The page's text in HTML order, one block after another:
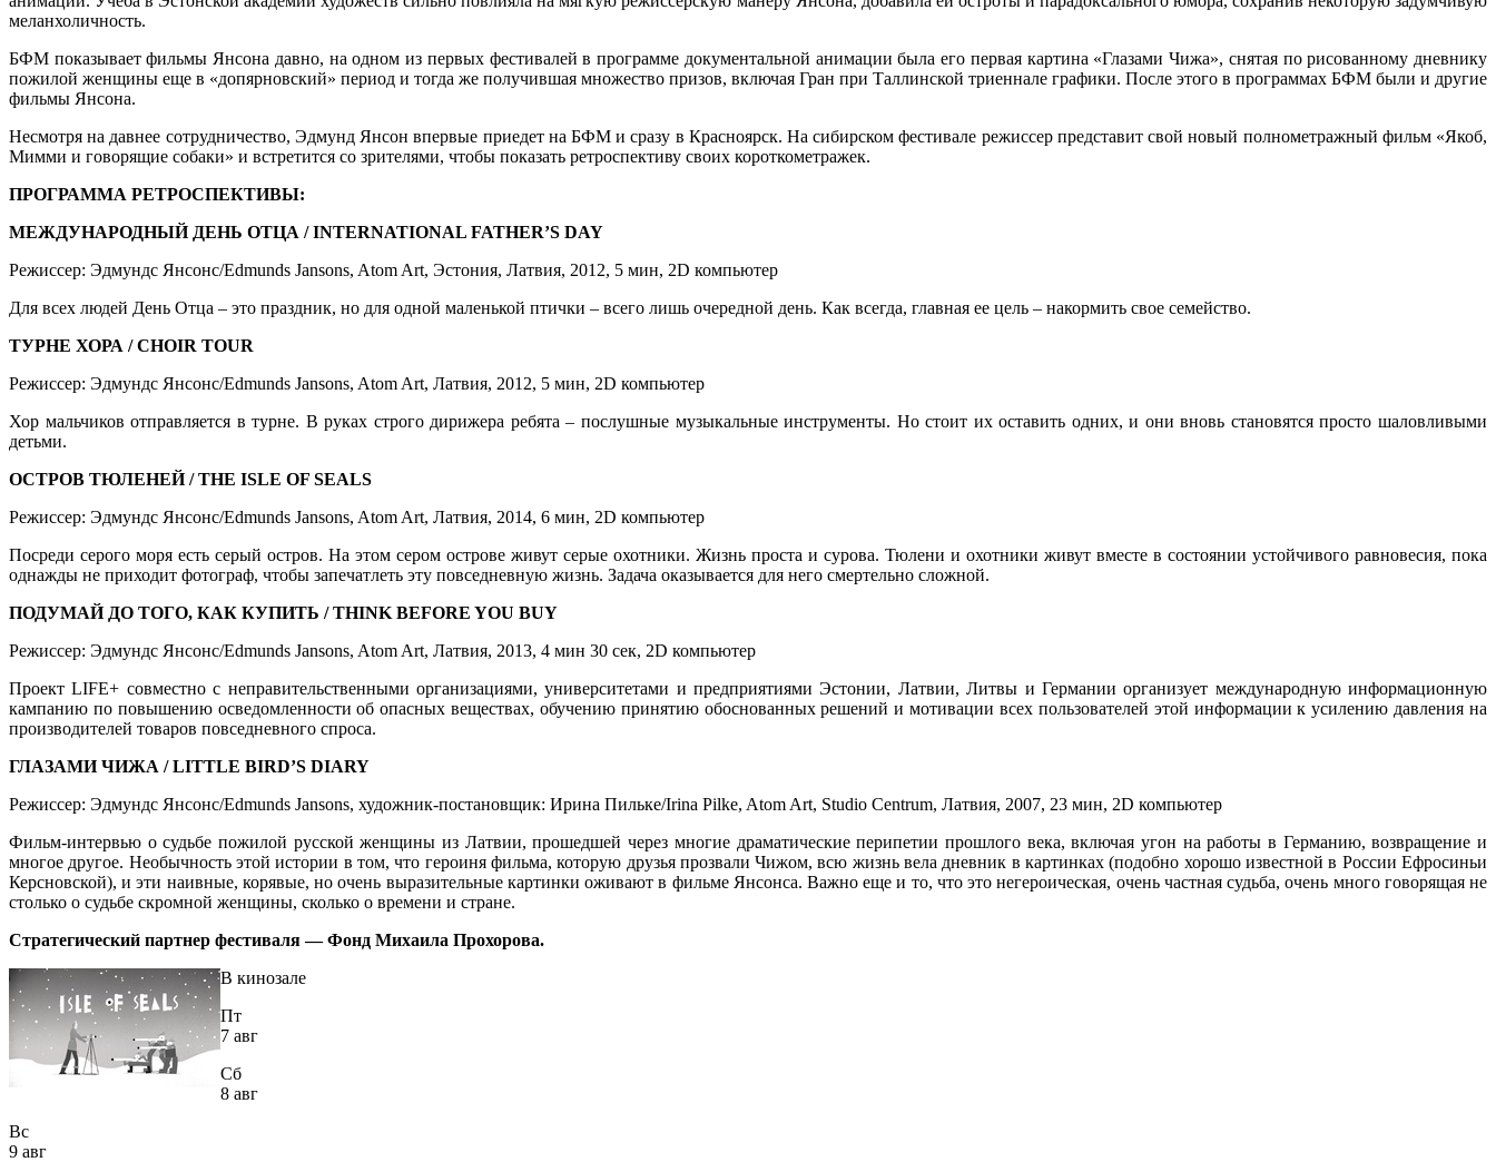
меланхоличность.
БФМ показывает фильмы Янсона давно, на одном из первых фестивалей в программе документальной анимации была его первая картина «Глазами Чижа», снятая по рисованному дневнику
пожилой женщины еще в «допярновский» период и тогда же получившая множество призов, включая Гран при Таллинской триеннале графики. После этого в программах БФМ были и другие
фильмы Янсона.
Несмотря на давнее сотрудничество, Эдмунд Янсон впервые приедет на БФМ и сразу в Красноярск. На сибирском фестивале режиссер представит свой новый полнометражный фильм «Якоб,
Мимми и говорящие собаки» и встретится со зрителями, чтобы показать ретроспективу своих короткометражек.
ПРОГРАММА РЕТРОСПЕКТИВЫ:
МЕЖДУНАРОДНЫЙ ДЕНЬ ОТЦА / INTERNATIONAL FATHER’S DAY
Режиссер: Эдмундс Янсонс/Edmunds Jansons, Atom Art, Эстония, Латвия, 2012, 5 мин, 2D компьютер
Для всех людей День Отца – это праздник, но для одной маленькой птички – всего лишь очередной день. Как всегда, главная ее цель – накормить свое семейство.
ТУРНЕ ХОРА / CHOIR TOUR
Режиссер: Эдмундс Янсонс/Edmunds Jansons, Atom Art, Латвия, 2012, 5 мин, 2D компьютер
Хор мальчиков отправляется в турне. В руках строго дирижера ребята – послушные музыкальные инструменты. Но стоит их оставить одних, и они вновь становятся просто шаловливыми
детьми.
ОСТРОВ ТЮЛЕНЕЙ / THE ISLE OF SEALS
Режиссер: Эдмундс Янсонс/Edmunds Jansons, Atom Art, Латвия, 2014, 6 мин, 2D компьютер
Посреди серого моря есть серый остров. На этом сером острове живут серые охотники. Жизнь проста и сурова. Тюлени и охотники живут вместе в состоянии устойчивого равновесия, пока
однажды не приходит фотограф, чтобы запечатлеть эту повседневную жизнь. Задача оказывается для него смертельно сложной.
ПОДУМАЙ ДО ТОГО, КАК КУПИТЬ / THINK BEFORE YOU BUY
Режиссер: Эдмундс Янсонс/Edmunds Jansons, Atom Art, Латвия, 2013, 4 мин 30 сек, 2D компьютер
Проект LIFE+ совместно с неправительственными организациями, университетами и предприятиями Эстонии, Латвии, Литвы и Германии организует международную информационную
кампанию по повышению осведомленности об опасных веществах, обучению принятию обоснованных решений и мотивации всех пользователей этой информации к усилению давления на
производителей товаров повседневного спроса.
ГЛАЗАМИ ЧИЖА / LITTLE BIRD’S DIARY
Режиссер: Эдмундс Янсонс/Edmunds Jansons, художник-постановщик: Ирина Пильке/Irina Pilke, Atom Art, Studio Centrum, Латвия, 2007, 23 мин, 2D компьютер
Фильм-интервью о судьбе пожилой русской женщины из Латвии, прошедшей через многие драматические перипетии прошлого века, включая угон на работы в Германию, возвращение и
многое другое. Необычность этой истории в том, что героиня фильма, которую друзья прозвали Чижом, всю жизнь вела дневник в картинках (подобно хорошо известной в России Ефросиньи
Керсновской), и эти наивные, корявые, но очень выразительные картинки оживают в фильме Янсонса. Важно еще и то, что это негероическая, очень частная судьба, очень много говорящая не
столько о судьбе скромной женщины, сколько о времени и стране.
Стратегический партнер фестиваля — Фонд Михаила Прохорова.
В кинозале
Пт
7 авг
Сб
8 авг
Вс
9 авг